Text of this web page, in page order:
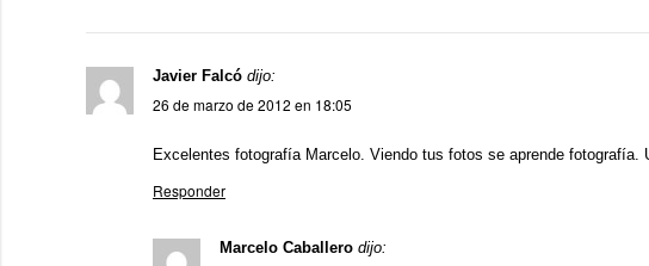
Javier Falcó dijo:
26 de marzo de 2012 en 18:05
Excelentes fotografía Marcelo. Viendo tus fotos se aprende fotografía.
Responder
Marcelo Caballero dijo: